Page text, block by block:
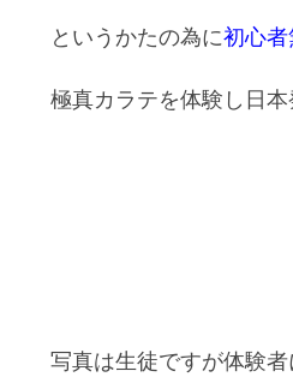
というかたの為に初心
極真カラテを体験し日
写真は生徒ですが体験